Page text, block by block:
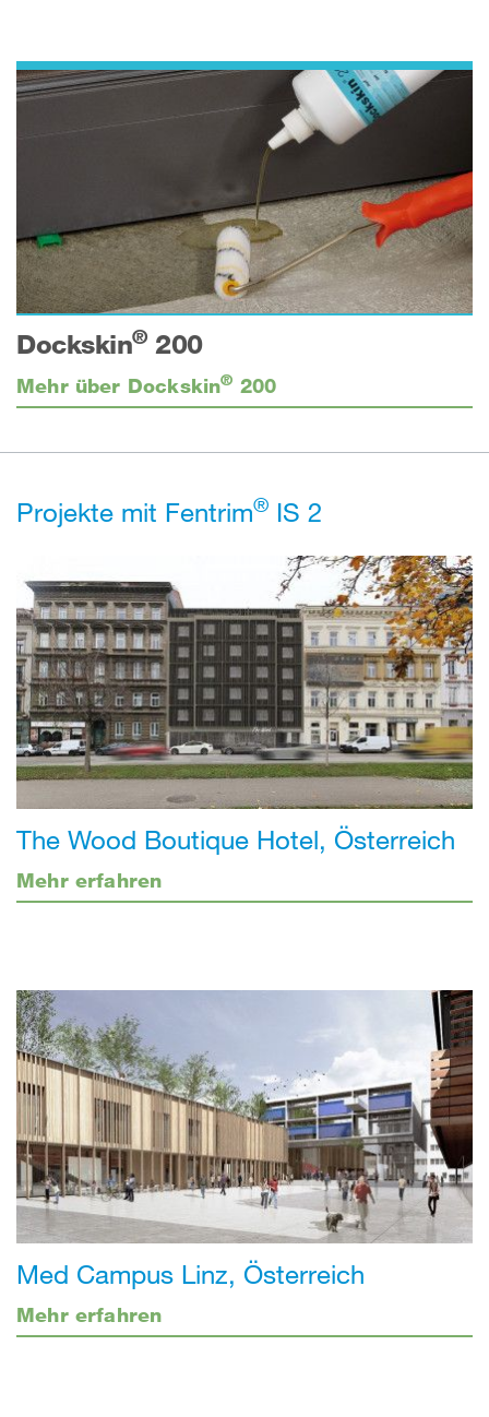
Dockskin®200
Mehr über Dockskin® 200
Projekte mit Fentrim® IS 2
The Wood Boutique Hotel, Österreich
Mehr erfahren
Med Campus Linz, Österreich
Mehr erfahren